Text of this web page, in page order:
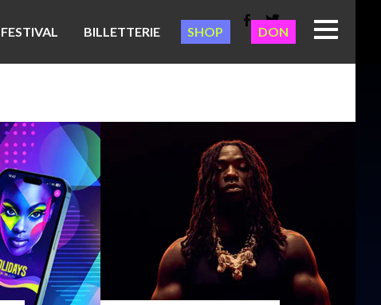
FESTIVAL BILLETTERIE SHOP DON